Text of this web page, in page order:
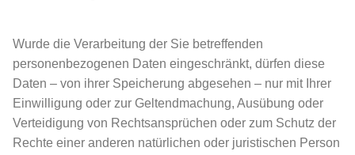
Wurde die Verarbeitung der Sie betreffenden
personenbezogenen Daten eingeschränkt, dürfen diese
Daten – von ihrer Speicherung abgesehen – nur mit Ihrer
Einwilligung oder zur Geltendmachung, Ausübung oder
Verteidigung von Rechtsansprüchen oder zum Schutz der
Rechte einer anderen natürlichen oder juristischen Person